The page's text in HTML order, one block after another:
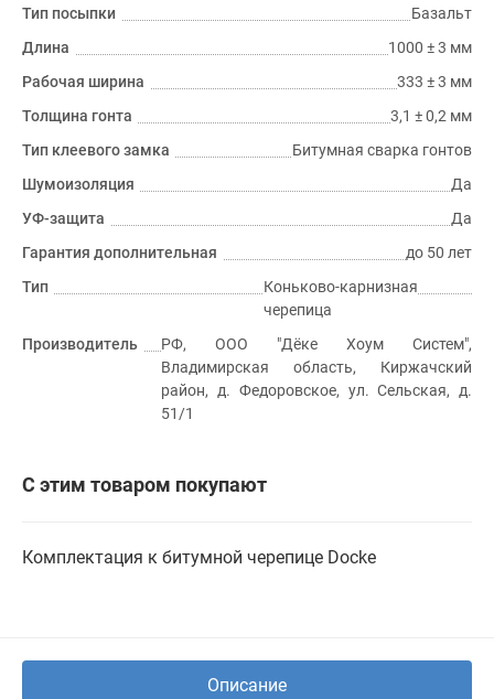
Тип посыпки
Базальт
Длина
1000 ± 3 мм
Рабочая ширина
333 ± 3 мм
Толщина гонта
3,1 ± 0,2 мм
Тип клеевого замка
Битумная сварка гонтов
Шумоизоляция
Да
УФ-защита
Да
Гарантия дополнительная
до 50 лет
Тип
Коньково-карнизная
черепица
Производитель
РФ, ООО "Дёке Хоум Систем",
Владимирская область, Киржачский
район, д. Федоровское, ул. Сельская, д.
51/1
С этим товаром покупают
Комплектация к битумной черепице Docke
Описание